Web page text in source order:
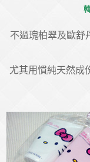
不過瑰柏翠及歐舒
尤其用慣純天然成